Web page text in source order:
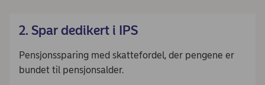
2. Spar dedikert i IPS
Pensjonssparing med skattefordel, der pengene er
bundet til pensjonsalder.